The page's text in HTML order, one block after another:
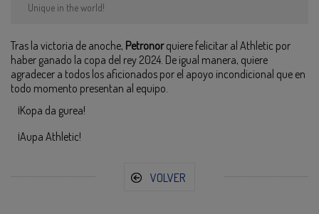
Unique in the world!
Tras la victoria de anoche, Petronorquiere felicitar al Athletic por
haber ganado la copa del rey 2024. De igual manera, quiere
agradecer a todos los aficionados por el apoyo incondicional que en
todo momento presentan al equipo.
¡Kopa da gurea!
¡Aupa Athletic!
VOLVER